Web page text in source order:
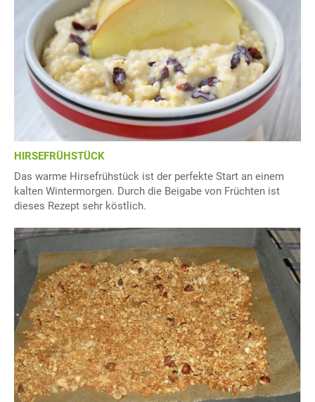
HIRSEFRÜHSTÜCK
Das warme Hirsefrühstück ist der perfekte Start an einem
kalten Wintermorgen. Durch die Beigabe von Früchten ist
dieses Rezept sehr köstlich.